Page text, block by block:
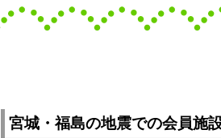
宮城・福島の地震での会員施